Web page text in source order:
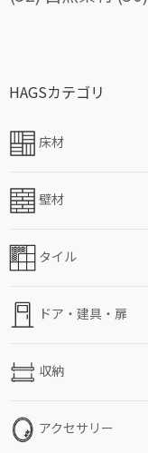
HAGSカテゴリ
床材
壁材
タイル
ドア・建具・扉
収納
アクセサリー